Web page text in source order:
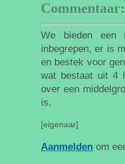
Commentaar:
We bieden een
inbegrepen, er is
en bestek voor
wat bestaat uit 4
over een
is.
[eigenaar]
Aanmelden om